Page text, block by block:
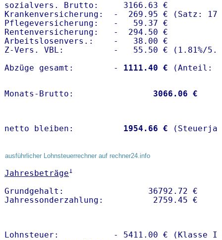
sozialvers. Brutto:     3166.63 €
Krankenversicherung:  -  269.95 € (Satz:
Pflegeversicherung:   -   59.37 €
Rentenversicherung:   -  294.50 €
Arbeitslosenvers.:    -   38.00 €
Z-Vers. VBL:          -   55.50 € ( 1.81%/
Abzüge gesamt:        -
1111.40 €
Monats-Brutto: 3066.06 €
netto bleiben: 1954.66 €
ausführlicher Lohnsteuerrechner auf rechner24.info
Jahresbeträge1
Grundgehalt:                 36792.72 €
Lohnsteuer:           - 5411.00 € (Klasse I)